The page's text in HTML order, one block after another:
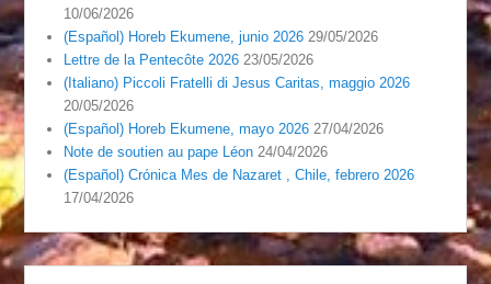
10/06/2026
(Español) Horeb Ekumene, junio 2026 29/05/2026
Lettre de la Pentecôte 2026 23/05/2026
(Italiano) Piccoli Fratelli di Jesus Caritas, maggio 2026
20/05/2026
(Español) Horeb Ekumene, mayo 2026 27/04/2026
Note de soutien au pape Léon 24/04/2026
(Español) Crónica Mes de Nazaret , Chile, febrero 2026
17/04/2026